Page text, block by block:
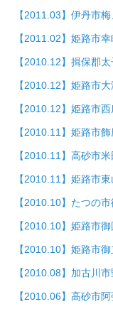
【2011.03】伊丹市
【2011.02】姫路市
【2010.12】揖保郡
【2010.12】姫路市
【2010.12】姫路市
【2010.11】姫路市
【2010.11】高砂市
【2010.11】姫路市
【2010.10】たつの
【2010.10】姫路市
【2010.10】姫路市
【2010.08】加古川
【2010.06】高砂市